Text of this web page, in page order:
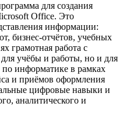
для создания
Office. Это
информации:
бизнес-отчётов, учебных
грамотная работа с
учёбы и работы, но и для
информатике в рамках
и приёмов оформления
цифровые навыки и
аналитического и